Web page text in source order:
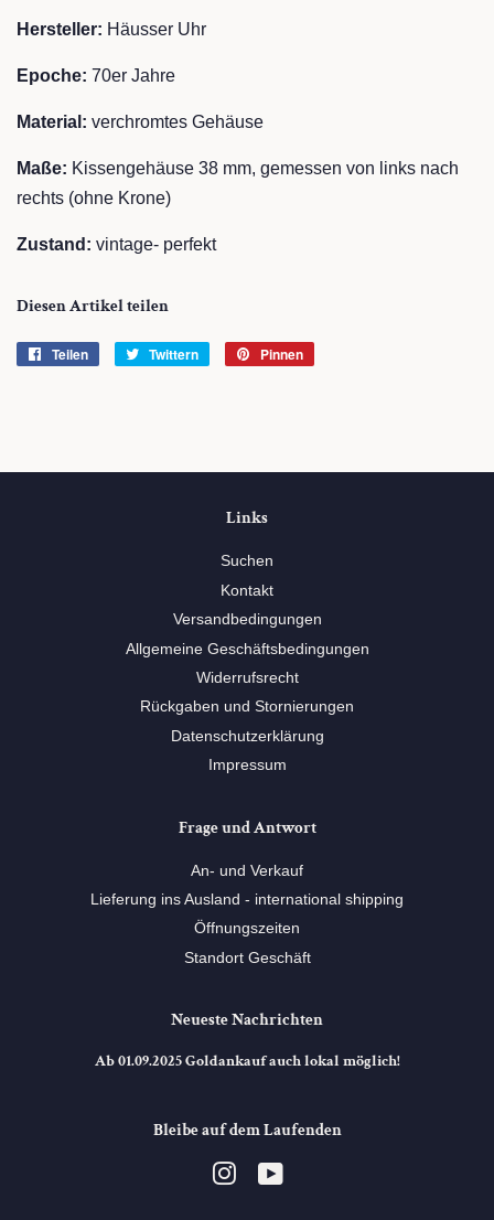
Hersteller: Häusser Uhr
Epoche: 70er Jahre
Material: verchromtes Gehäuse
Maße: Kissengehäuse 38 mm, gemessen von links nach
rechts (ohne Krone)
Zustand: vintage- perfekt
Diesen Artikel teilen
Teilen Twittern Pinnen
Links
Suchen
Kontakt
Versandbedingungen
Allgemeine Geschäftsbedingungen
Widerrufsrecht
Rückgaben und Stornierungen
Datenschutzerklärung
Impressum
Frage und Antwort
An- und Verkauf
Lieferung ins Ausland - international shipping
Öffnungszeiten
Standort Geschäft
Neueste Nachrichten
Ab 01.09.2025 Goldankauf auch lokal möglich!
Bleibe auf dem Laufenden
Instagram